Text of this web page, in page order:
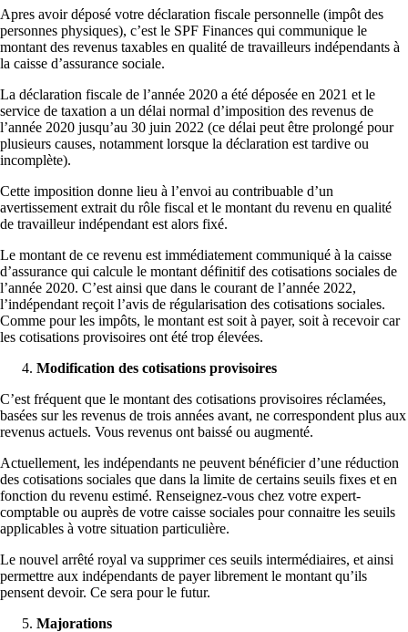
Apres avoir déposé votre déclaration fiscale personnelle (impôt des
personnes physiques), c’est le SPF Finances qui communique le
montant des revenus taxables en qualité de travailleurs indépendants à
la caisse d’assurance sociale.
La déclaration fiscale de l’année 2020 a été déposée en 2021 et le
service de taxation a un délai normal d’imposition des revenus de
l’année 2020 jusqu’au 30 juin 2022 (ce délai peut être prolongé pour
plusieurs causes, notamment lorsque la déclaration est tardive ou
incomplète).
Cette imposition donne lieu à l’envoi au contribuable d’un
avertissement extrait du rôle fiscal et le montant du revenu en qualité
de travailleur indépendant est alors fixé.
Le montant de ce revenu est immédiatement communiqué à la caisse
d’assurance qui calcule le montant définitif des cotisations sociales de
l’année 2020. C’est ainsi que dans le courant de l’année 2022,
l’indépendant reçoit l’avis de régularisation des cotisations sociales.
Comme pour les impôts, le montant est soit à payer, soit à recevoir car
les cotisations provisoires ont été trop élevées.
Modification des cotisations provisoires
C’est fréquent que le montant des cotisations provisoires réclamées,
basées sur les revenus de trois années avant, ne correspondent plus aux
revenus actuels. Vous revenus ont baissé ou augmenté.
Actuellement, les indépendants ne peuvent bénéficier d’une réduction
des cotisations sociales que dans la limite de certains seuils fixes et en
fonction du revenu estimé. Renseignez-vous chez votre expert-
comptable ou auprès de votre caisse sociales pour connaitre les seuils
applicables à votre situation particulière.
Le nouvel arrêté royal va supprimer ces seuils intermédiaires, et ainsi
permettre aux indépendants de payer librement le montant qu’ils
pensent devoir. Ce sera pour le futur.
Majorations